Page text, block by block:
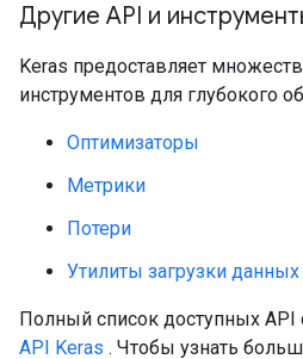
Другие API и
Keras предоставляет
инструментов для глубокого
Оптимизаторы
Метрики
Потери
Утилиты загрузки данных
Полный список доступных API
API Keras . Чтобы узнать